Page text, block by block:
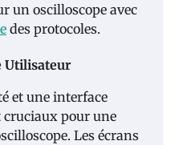
un oscilloscope avec
des protocoles.
Utilisateur
et une interface
pour une
Les écrans